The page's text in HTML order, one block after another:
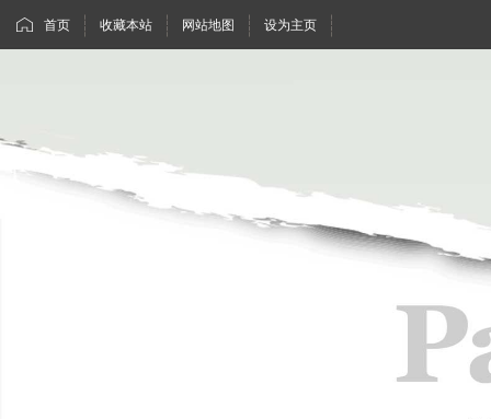
首页 收藏本站 网站地图 设为主页